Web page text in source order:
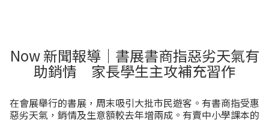
Now 新聞報導｜書展書商指惡劣天氣有
助銷情 家長學生主攻補充習作
在會展舉行的書展，周末吸引大批市民遊客。有書商指受惠
惡劣天氣，銷情及生意額較去年增兩成。有賣中小學課本的